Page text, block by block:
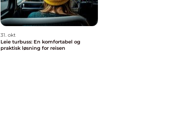
31. okt
Leie turbuss: En komfortabel og
praktisk løsning for reisen